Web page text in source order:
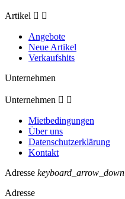
Artikel  
Angebote
Neue Artikel
Verkaufshits
Unternehmen
Unternehmen  
Mietbedingungen
Über uns
Datenschutzerklärung
Kontakt
Adresse keyboard_arrow_down
Adresse